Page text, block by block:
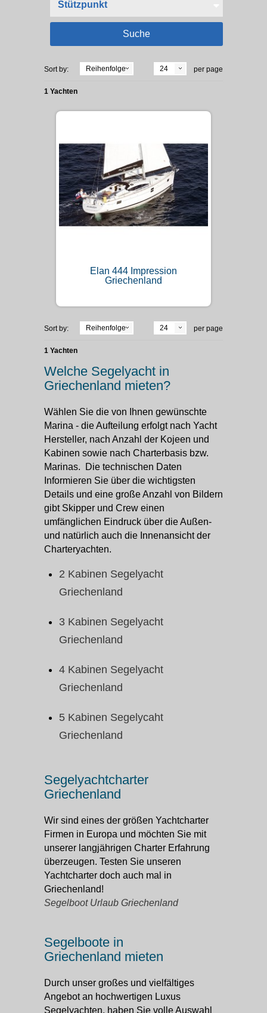
Sort by: Reihenfolge 24 per page
1 Yachten
Elan 444 Impression
Griechenland
Sort by: Reihenfolge 24 per page
1 Yachten
Welche Segelyacht in
Griechenland mieten?
Wählen Sie die von Ihnen gewünschte
Marina - die Aufteilung erfolgt nach Yacht
Hersteller, nach Anzahl der Kojeen und
Kabinen sowie nach Charterbasis bzw.
Marinas. Die technischen Daten
Informieren Sie über die wichtigsten
Details und eine große Anzahl von Bildern
gibt Skipper und Crew einen
umfänglichen Eindruck über die Außen-
und natürlich auch die Innenansicht der
Charteryachten.
2 Kabinen Segelyacht
Griechenland
3 Kabinen Segelyacht
Griechenland
4 Kabinen Segelyacht
Griechenland
5 Kabinen Segelycaht
Griechenland
Segelyachtcharter
Griechenland
Wir sind eines der größen Yachtcharter
Firmen in Europa und möchten Sie mit
unserer langjährigen Charter Erfahrung
überzeugen. Testen Sie unseren
Yachtcharter doch auch mal in
Griechenland!
Segelboot Urlaub Griechenland
Segelboote in
Griechenland mieten
Durch unser großes und vielfältiges
Angebot an hochwertigen Luxus
Segelyachten, haben Sie volle Auswahl